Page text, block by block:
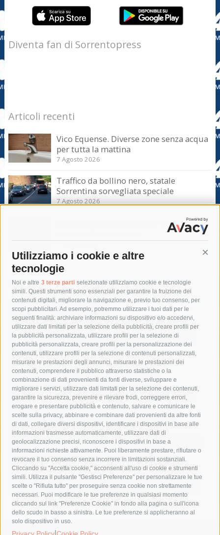
Utilizziamo i cookie e altre
tecnologie
Noi e altre 3 terze parti selezionate utilizziamo cookie e tecnologie
simili. Questi strumenti sono essenziali per garantire la fruizione dei
contenuti digitali, migliorare la navigazione e, previo tuo consenso, per
scopi pubblicitari. Ad esempio, potremmo utilizzare i tuoi dati per le
seguenti finalità: archiviare informazioni su dispositivo e/o accedervi,
utilizzare dati limitati per la selezione della pubblicità, creare profili per
la pubblicità personalizzata, utilizzare profili per la selezione di
pubblicità personalizzata, creare profili per la personalizzazione dei
contenuti, utilizzare profili per la selezione di contenuti personalizzati,
misurare le prestazioni degli annunci, misurare le prestazioni dei
contenuti, comprendere il pubblico attraverso statistiche o la
combinazione di dati provenienti da fonti diverse, sviluppare e
migliorare i servizi, utilizzare dati limitati per la selezione dei contenuti,
garantire la sicurezza, prevenire e rilevare frodi, correggere errori,
erogare e presentare pubblicità e contenuto, salvare e comunicare le
scelte sulla privacy, abbinare e combinare dati provenienti da altre fonti
di dati, collegare diversi dispositivi, identificare i dispositivi in base alle
informazioni trasmesse automaticamente, utilizzare dati di
geolocalizzazione precisi, riconoscere i dispositivi in base a
informazioni richieste attivamente. Puoi liberamente prestare, rifiutare o
revocare il tuo consenso senza incorrere in limitazioni sostanziali.
Cliccando su "Accetta cookie," acconsenti all'uso di cookie e strumenti
simili. Utilizza il pulsante "Gestisci Preferenze" per personalizzare le tue
scelte o "Rifiuta tutto" per proseguire senza cookie non strettamente
necessari. Puoi modificare le tue preferenze in qualsiasi momento
cliccando sul link "Preferenze Cookie" in fondo alla pagina o sull'icona
dello scudo in basso a sinistra. Le tue preferenze si applicheranno al
solo dispositivo in uso.
Privacy Policy Cookie Policy
Diventa fan di Sorrentopress
Articoli recenti
Vico Equense. Diverse zone senza acqua
per tutta la mattina
7 Agosto 2026
Traffico da bollino nero, statale
Sorrentina sorvegliata speciale
7 Agosto 2026
Sorrento-Massa Lubrense. Torna a casa
Tag
acqua allerta meteo
anas
area marina protetta di punta campanella
arresto
Asl Napoli 3 sud
capitaneria di porto capri
carabinieri
castellammare di stabia
circumvesuviana
comune di sorrento
concerto
contagi
costiera amalfitana
covid-19 eav
elezioni
fondazione sorrento
gori guardia costiera
incidente
lavori
lorenzo balducelli mare
massa lubrense
massimo coppola
Meta napoli
ordinanza
penisola sorrentina
piano di sorrento
polizia municipale
protezione civile
Regione Campania
sant'agnello
sindaco cuomo
sorrento studenti temporali
treni
turismo
Vico Equense villa fiorentino vincenzo de luca
© 2015 SorrentoPress. All rights reserved.